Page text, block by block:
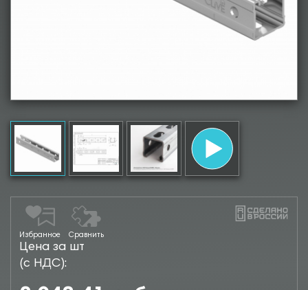
Избранное Сравнить
Цена за шт
(с НДС):